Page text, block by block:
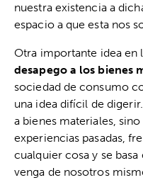
nuestra existencia a
espacio a que esta nos
Otra importante idea en
desapego a los bienes
sociedad de consumo
una idea difícil de
a bienes materiales,
experiencias pasadas,
cualquier cosa y se
venga de nosotros